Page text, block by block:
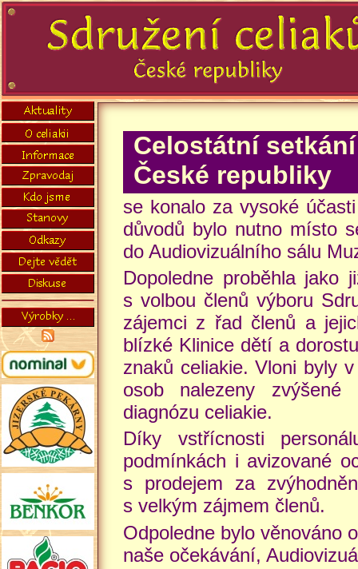
Celostátní
České republiky
se konalo za vysoké
důvodů bylo nutno místo
do Audiovizuálního sálu
Dopoledne proběhla jako
s volbou členů výboru
zájemci z řad členů a
blízké Klinice dětí a
znaků celiakie. Vloni byly
osob nalezeny
diagnózu celiakie.
Díky vstřícnosti
podmínkách i avizované
s prodejem za
s velkým zájmem členů.
Odpoledne bylo věnováno
naše očekávání,